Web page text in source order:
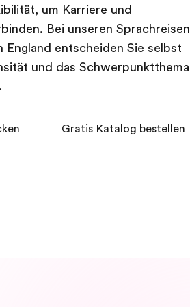
um Karriere und
Bei unseren Sprachreisen
England entscheiden Sie selbst
und das Schwerpunktthema
Gratis Katalog bestellen